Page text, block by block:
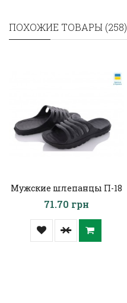
ПОХОЖИЕ ТОВАРЫ (258)
Мужские шлепанцы П-18
71.70 грн